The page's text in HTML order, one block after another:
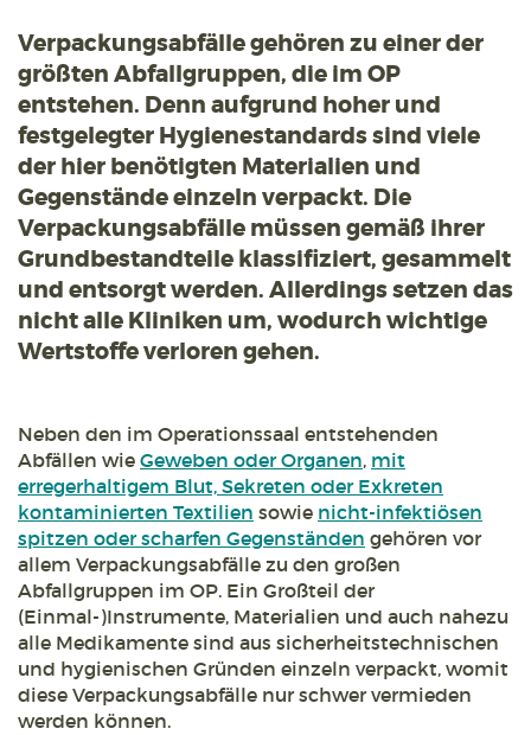
Verpackungsabfälle gehören zu einer der
größten Abfallgruppen, die im OP
entstehen. Denn aufgrund hoher und
festgelegter Hygienestandards sind viele
der hier benötigten Materialien und
Gegenstände einzeln verpackt. Die
Verpackungsabfälle müssen gemäß ihrer
Grundbestandteile klassifiziert, gesammelt
und entsorgt werden. Allerdings setzen das
nicht alle Kliniken um, wodurch wichtige
Wertstoffe verloren gehen.
Neben den im Operationssaal entstehenden
Abfällen wie Geweben oder Organen, mit
erregerhaltigem Blut, Sekreten oder Exkreten
kontaminierten Textilien sowie nicht-infektiösen
spitzen oder scharfen Gegenständen gehören vor
allem Verpackungsabfälle zu den großen
Abfallgruppen im OP. Ein Großteil der
(Einmal-)Instrumente, Materialien und auch nahezu
alle Medikamente sind aus sicherheitstechnischen
und hygienischen Gründen einzeln verpackt, womit
diese Verpackungsabfälle nur schwer vermieden
werden können.